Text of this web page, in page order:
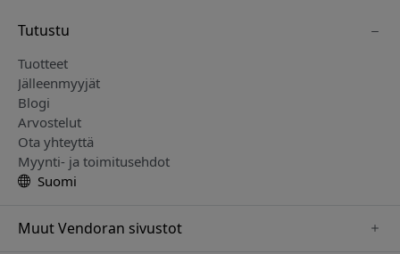
Tutustu
Tuotteet
Jälleenmyyjät
Blogi
Arvostelut
Ota yhteyttä
Myynti- ja toimitusehdot
Suomi
Muut Vendoran sivustot